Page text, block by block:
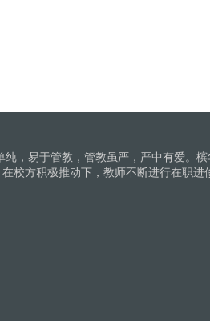
，易于管教，管教虽严，严中有爱。
方积极推动下，教师不断进行在职